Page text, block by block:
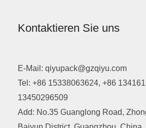
Kontaktieren Sie uns
E-Mail: qiyupack@gzqiyu.com
Tel: +86 15338063624, +86
13450296509
Add: No.35 Guanglong Road,